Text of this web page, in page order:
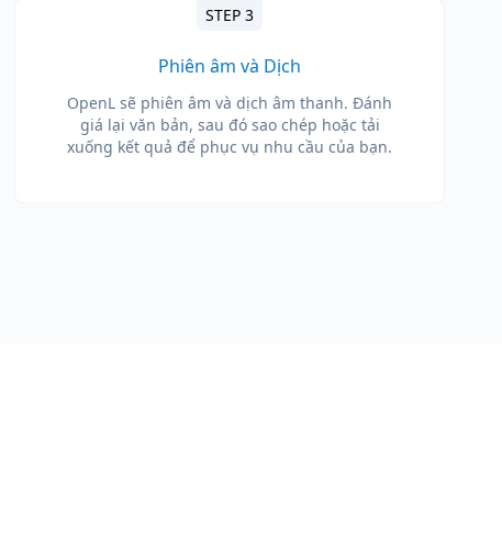
STEP 3
Phiên âm và Dịch
OpenL sẽ phiên âm và dịch âm thanh. Đánh
giá lại văn bản, sau đó sao chép hoặc tải
xuống kết quả để phục vụ nhu cầu của bạn.